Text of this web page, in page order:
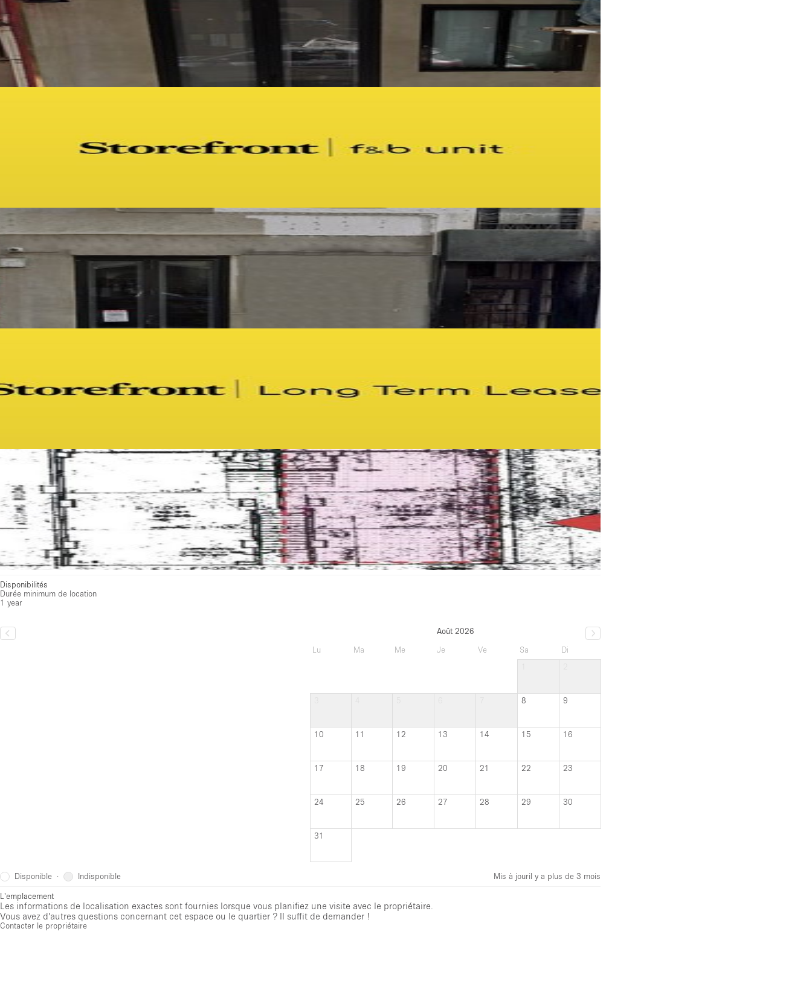
Disponibilités
Durée minimum de location
1 year
Août 2026
Lu
Ma Me Je Ve Sa
Di
8 9
10 11 12 13 14 15 16
17 18 19 20 21 22 23
24 25 26 27 28 29 30
31
Disponible · Indisponible Mis à jouril y a plus de 3 mois
L'emplacement
Les informations de localisation exactes sont fournies lorsque vous planifiez une visite avec le propriétaire.
Vous avez d'autres questions concernant cet espace ou le quartier ? Il suffit de demander !
Contacter le propriétaire